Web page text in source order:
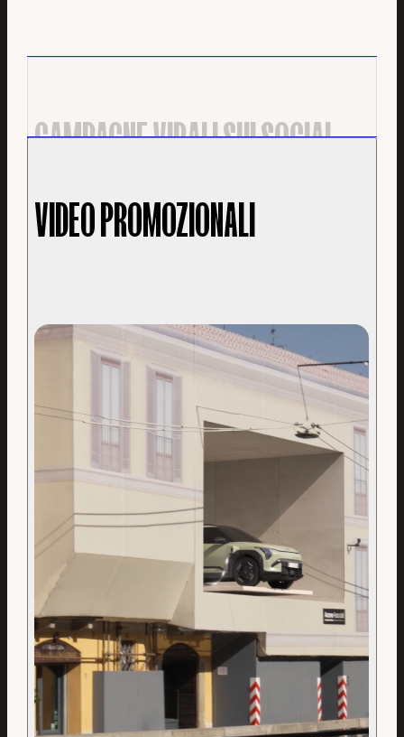
CAMPAGNE VIRALI SUI SOCIAL
Creiamo contenuti che catturano
l'immaginazione e vengono condivisi in tutto il
mondo. Le illusioni 3D FOOH sono perfette per
generare buzz e diventare virali sui social media.
VIDEO PROMOZIONALI